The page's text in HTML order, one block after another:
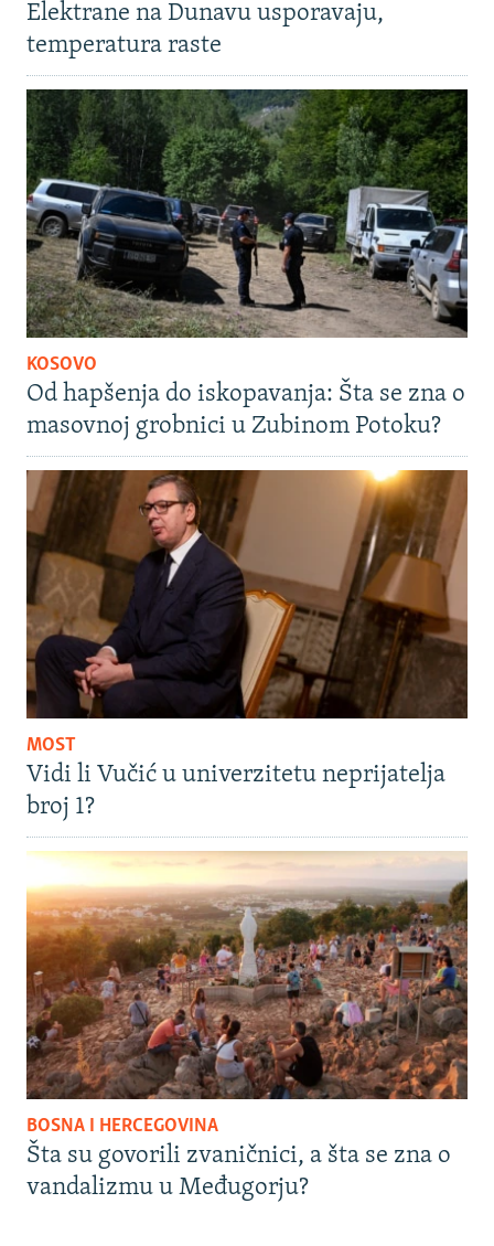
Elektrane na Dunavu usporavaju,
temperatura raste
KOSOVO
Od hapšenja do iskopavanja: Šta se zna o
masovnoj grobnici u Zubinom Potoku?
MOST
Vidi li Vučić u univerzitetu neprijatelja
broj 1?
BOSNA I HERCEGOVINA
Šta su govorili zvaničnici, a šta se zna o
vandalizmu u Međugorju?